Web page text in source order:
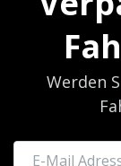
Werden